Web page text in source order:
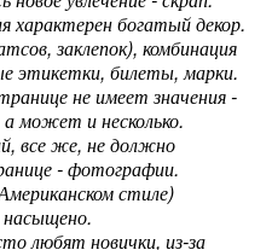
характерен богатый декор.
заклепок), комбинация
этикетки, билеты, марки.
не имеет значения -
и несколько.
все же, не должно
- фотографии.
стиле)
насыщено.
любят новички, из-за